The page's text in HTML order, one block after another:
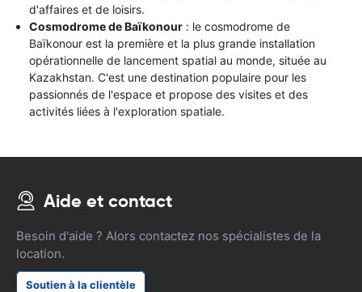
d'affaires et de loisirs.
Cosmodrome de Baïkonour : le cosmodrome de
Baïkonour est la première et la plus grande installation
opérationnelle de lancement spatial au monde, située au
Kazakhstan. C'est une destination populaire pour les
passionnés de l'espace et propose des visites et des
activités liées à l'exploration spatiale.
Aide et contact
Besoin d'aide ? Alors contactez nos spécialistes de la
location.
Soutien à la clientèle